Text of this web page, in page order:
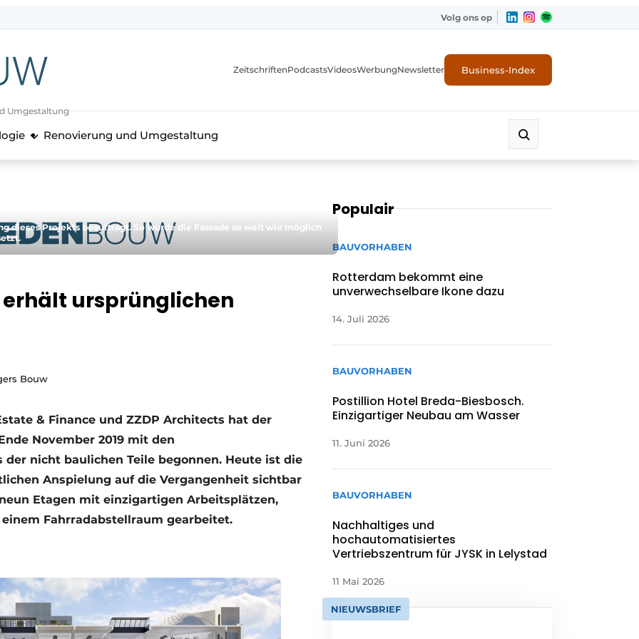
Volg ons op
Umgestaltung
ZeitschriftenPodcastsVideosWerbungNewsletter Business-Index
Renovierung und Umgestaltung
dieses Projekts beauftragt. So wurde die Fassade so weit wie möglich
ursprünglichen
Bouw
& Finance und ZZDP Architects hat der
November 2019 mit den
nicht baulichen Teile begonnen. Heute ist die
Anspielung auf die Vergangenheit sichtbar
Etagen mit einzigartigen Arbeitsplätzen,
Fahrradabstellraum gearbeitet.
Populair
BAUVORHABEN
Rotterdam bekommt eine
unverwechselbare Ikone dazu
14. Juli 2026
BAUVORHABEN
Postillion Hotel Breda-Biesbosch.
Einzigartiger Neubau am Wasser
11. Juni 2026
BAUVORHABEN
Nachhaltiges und
hochautomatisiertes
Vertriebszentrum für JYSK in Lelystad
11 Mai 2026
NIEUWSBRIEF